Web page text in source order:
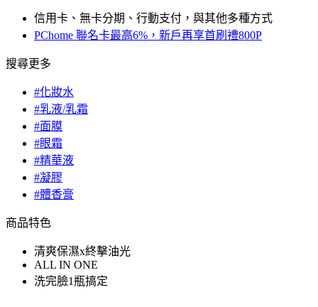
信用卡、無卡分期、行動支付，與其他多種方式
PChome 聯名卡最高6%，新戶再享首刷禮800P
搜尋更多
#化妝水
#乳液/乳霜
#面膜
#眼霜
#精華液
#凝膠
#體香膏
商品特色
清爽保濕x終擊油光
ALL IN ONE
洗完臉1瓶搞定